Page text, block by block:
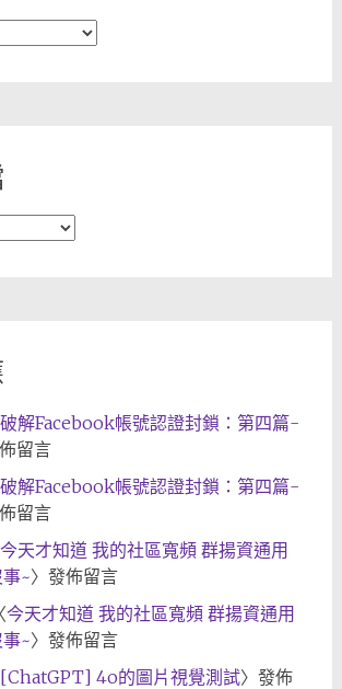
破解Facebook帳號認證封鎖：第四篇-
留言
破解Facebook帳號認證封鎖：第四篇-
留言
今天才知道 我的社區寬頻 群揚資通用
~〉發佈留言
今天才知道 我的社區寬頻 群揚資通用
~〉發佈留言
[ChatGPT] 4o的圖片視覺測試〉發佈